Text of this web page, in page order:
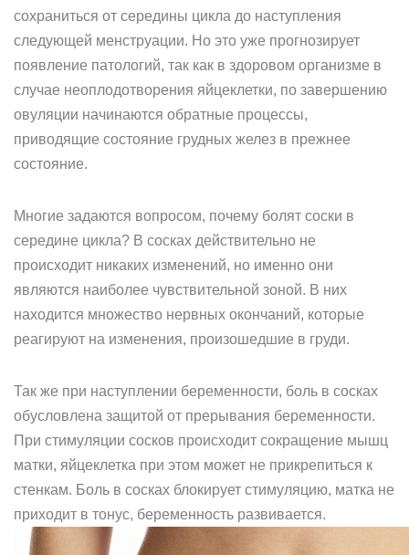
сохраниться от середины цикла до наступления
следующей менструации. Но это уже прогнозирует
появление патологий, так как в здоровом организме в
случае неоплодотворения яйцеклетки, по завершению
овуляции начинаются обратные процессы,
приводящие состояние грудных желез в прежнее
состояние.
Многие задаются вопросом, почему болят соски в
середине цикла? В сосках действительно не
происходит никаких изменений, но именно они
являются наиболее чувствительной зоной. В них
находится множество нервных окончаний, которые
реагируют на изменения, произошедшие в груди.
Так же при наступлении беременности, боль в сосках
обусловлена защитой от прерывания беременности.
При стимуляции сосков происходит сокращение мышц
матки, яйцеклетка при этом может не прикрепиться к
стенкам. Боль в сосках блокирует стимуляцию, матка не
приходит в тонус, беременность развивается.